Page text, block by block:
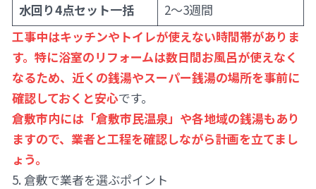
水回り4点セット一括
2〜3週間
工事中はキッチンやトイレが使えない時間帯がありま
す。特に浴室のリフォームは数日間お風呂が使えなく
なるため、近くの銭湯やスーパー銭湯の場所を事前に
確認しておくと安心です。
倉敷市内には「倉敷市民温泉」や各地域の銭湯もあり
ますので、業者と工程を確認しながら計画を立てまし
ょう。
5. 倉敷で業者を選ぶポイント